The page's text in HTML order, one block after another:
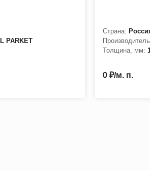
PARKET
Страна:
Толщина, мм:
0 ₽/м. п.